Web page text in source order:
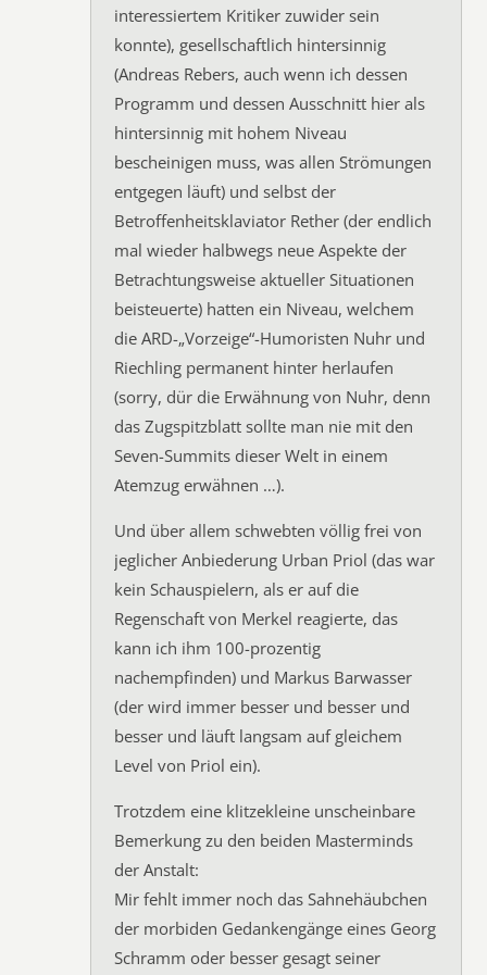
interessiertem Kritiker zuwider sein
konnte), gesellschaftlich hintersinnig
(Andreas Rebers, auch wenn ich dessen
Programm und dessen Ausschnitt hier als
hintersinnig mit hohem Niveau
bescheinigen muss, was allen Strömungen
entgegen läuft) und selbst der
Betroffenheitsklaviator Rether (der endlich
mal wieder halbwegs neue Aspekte der
Betrachtungsweise aktueller Situationen
beisteuerte) hatten ein Niveau, welchem
die ARD-„Vorzeige“-Humoristen Nuhr und
Riechling permanent hinter herlaufen
(sorry, dür die Erwähnung von Nuhr, denn
das Zugspitzblatt sollte man nie mit den
Seven-Summits dieser Welt in einem
Atemzug erwähnen …).
Und über allem schwebten völlig frei von
jeglicher Anbiederung Urban Priol (das war
kein Schauspielern, als er auf die
Regenschaft von Merkel reagierte, das
kann ich ihm 100-prozentig
nachempfinden) und Markus Barwasser
(der wird immer besser und besser und
besser und läuft langsam auf gleichem
Level von Priol ein).
Trotzdem eine klitzekleine unscheinbare
Bemerkung zu den beiden Masterminds
der Anstalt:
Mir fehlt immer noch das Sahnehäubchen
der morbiden Gedankengänge eines Georg
Schramm oder besser gesagt seiner